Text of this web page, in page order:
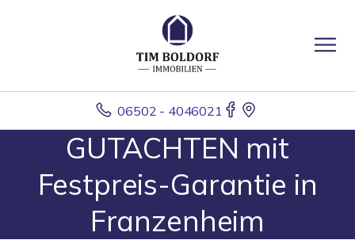
06502 - 4046021
GUTACHTEN mit
Festpreis-Garantie in
Franzenheim